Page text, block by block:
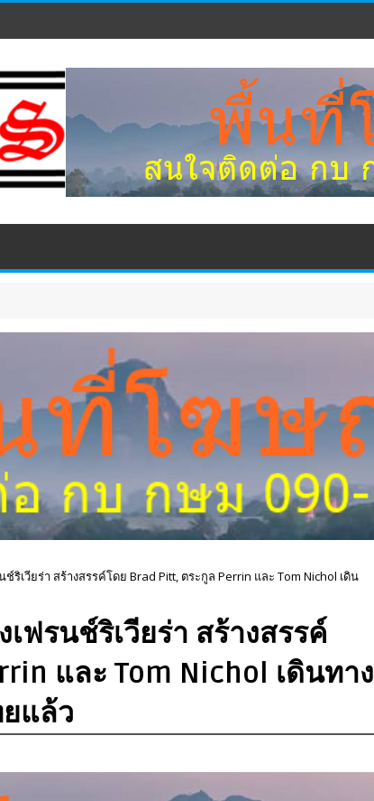
ริเวียร่า สร้างสรรค์โดย Brad Pitt, ตระกูล Perrin และ Tom Nichol เดิน
ฟรนช์ริเวียร่า สร้างสรรค์
และ Tom Nichol เดินทาง
แล้ว